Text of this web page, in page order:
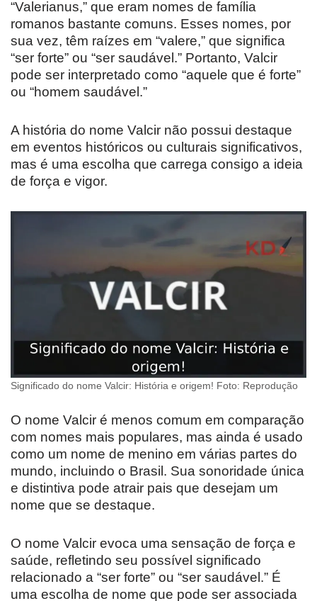
“Valerianus,” que eram nomes de família
romanos bastante comuns. Esses nomes, por
sua vez, têm raízes em “valere,” que significa
“ser forte” ou “ser saudável.” Portanto, Valcir
pode ser interpretado como “aquele que é forte”
ou “homem saudável.”
A história do nome Valcir não possui destaque
em eventos históricos ou culturais significativos,
mas é uma escolha que carrega consigo a ideia
de força e vigor.
Significado do nome Valcir: História e origem! Foto: Reprodução
O nome Valcir é menos comum em comparação
com nomes mais populares, mas ainda é usado
como um nome de menino em várias partes do
mundo, incluindo o Brasil. Sua sonoridade única
e distintiva pode atrair pais que desejam um
nome que se destaque.
O nome Valcir evoca uma sensação de força e
saúde, refletindo seu possível significado
relacionado a “ser forte” ou “ser saudável.” É
uma escolha de nome que pode ser associada